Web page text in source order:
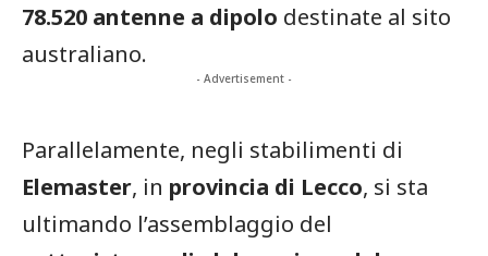
78.520 antenne a dipolo destinate al sito
australiano.
- Advertisement -
Parallelamente, negli stabilimenti di
Elemaster, in provincia di Lecco, si sta
ultimando l’assemblaggio del